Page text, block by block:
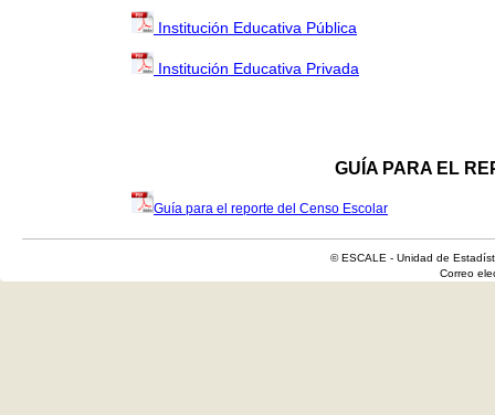
Institución Educativa Pública
Institución Educativa Privada
GUÍA PARA EL
Guía para el reporte del Censo Escolar
© ESCALE - Unidad de
Correo